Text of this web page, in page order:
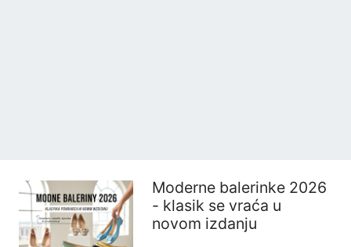
Moderne balerinke 2026
- klasik se vraća u
novom izdanju